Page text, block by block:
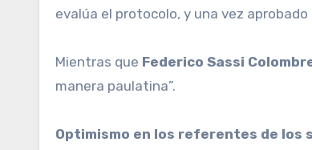
evalúa el protocolo, y una vez
Mientras que Federico Sassi
manera paulatina”.
Optimismo en los referentes de los